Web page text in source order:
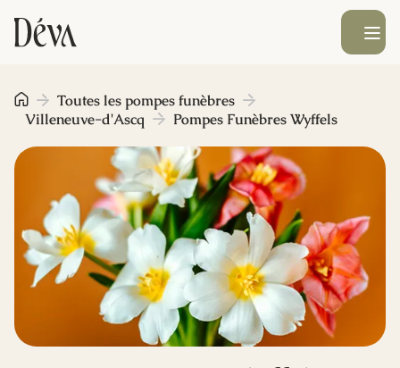
Obsèques
Prévoyance
Monument funéraire
Livraison de fleurs
Blog
Ouvrir le
Toutes les pompes funèbres
Villeneuve-d'Ascq
Pompes Funèbres Wyffels